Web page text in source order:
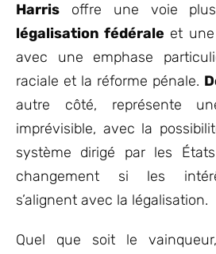
Harris offre une voie
légalisation fédérale et
avec une emphase
raciale et la réforme pénale.
autre côté, représente
imprévisible, avec la
système dirigé par les
changement si les
s’alignent avec la légalisation.
Quel que soit le